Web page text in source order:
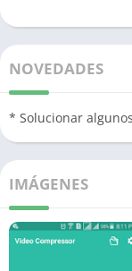
NOVEDADES
* Solucionar
IMÁGENES